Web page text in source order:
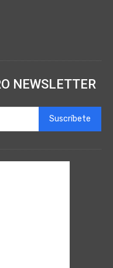
NEWSLETTER
Suscríbete